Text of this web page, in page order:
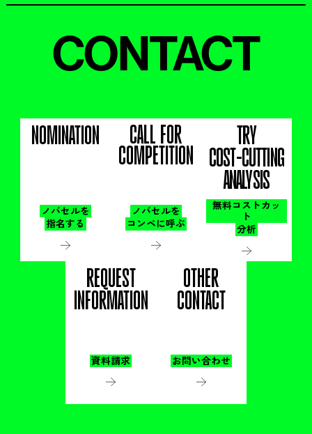
CONTACT
NOMINATION
ノバセルを
指名する
CALL FOR
COMPETITION
ノバセルを
コンペに呼ぶ
TRY
COST-CUTTING
ANALYSIS
無料コストカッ
ト
分析
REQUEST
INFORMATION
資料請求
OTHER
CONTACT
お問い合わせ